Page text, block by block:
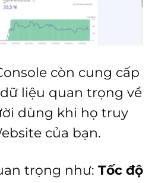
còn cung cấp
liệu quan trọng về
dùng khi họ truy
của bạn.
trọng như: Tốc độ